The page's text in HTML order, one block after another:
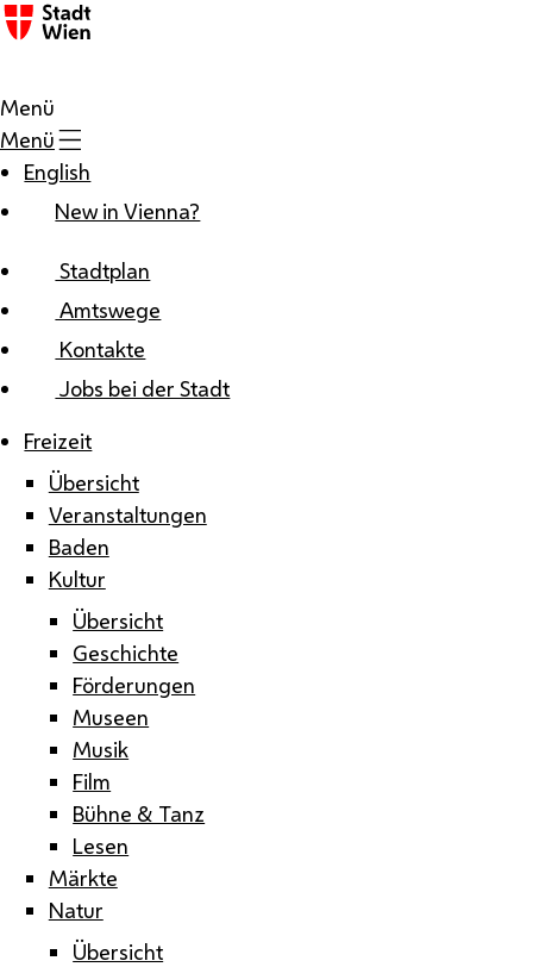
Zum Inhalt
Menü
Menü
English
New in Vienna?
Stadtplan
Amtswege
Kontakte
Jobs bei der Stadt
Freizeit
Übersicht
Veranstaltungen
Baden
Kultur
Übersicht
Geschichte
Förderungen
Museen
Musik
Film
Bühne & Tanz
Lesen
Märkte
Natur
Übersicht